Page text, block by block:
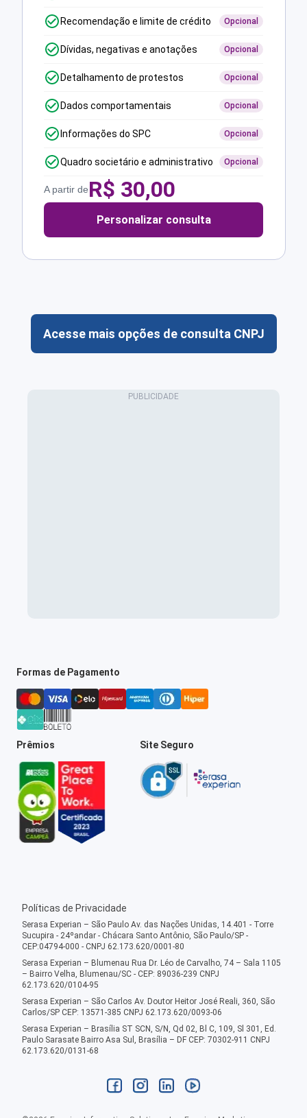
Recomendação e limite de crédito Opcional
Dívidas, negativas e anotações Opcional
Detalhamento de protestos Opcional
Dados comportamentais Opcional
Informações do SPC Opcional
Quadro societário e administrativo Opcional
A partir deR$ 30,00
Personalizar consulta
Acesse mais opções de consulta CNPJ
Formas de Pagamento
Prêmios Site Seguro
Políticas de Privacidade
Serasa Experian – São Paulo Av. das Nações Unidas, 14.401 - Torre
Sucupira - 24ºandar - Chácara Santo Antônio, São Paulo/SP -
CEP:04794-000 - CNPJ 62.173.620/0001-80
Serasa Experian – Blumenau Rua Dr. Léo de Carvalho, 74 – Sala 1105
– Bairro Velha, Blumenau/SC - CEP: 89036-239 CNPJ
62.173.620/0104-95
Serasa Experian – São Carlos Av. Doutor Heitor José Reali, 360, São
Carlos/SP CEP: 13571-385 CNPJ 62.173.620/0093-06
Serasa Experian – Brasília ST SCN, S/N, Qd 02, Bl C, 109, Sl 301, Ed.
Paulo Sarasate Bairro Asa Sul, Brasília – DF CEP: 70302-911 CNPJ
62.173.620/0131-68